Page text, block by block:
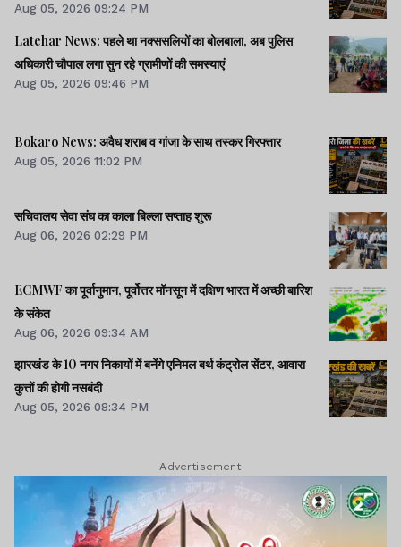
Aug 05, 2026 09:24 PM
Latehar News: पहले था नक्ससलियों का बोलबाला, अब पुलिस
अधिकारी चौपाल लगा सुन रहे ग्रामीणों की समस्याएं
Aug 05, 2026 09:46 PM
Bokaro News: अवैध शराब व गांजा के साथ तस्कर गिरफ्तार
Aug 05, 2026 11:02 PM
सचिवालय सेवा संघ का काला बिल्ला सप्ताह शुरू
Aug 06, 2026 02:29 PM
ECMWF का पूर्वानुमान, पूर्वोत्तर मॉनसून में दक्षिण भारत में अच्छी बारिश
के संकेत
Aug 06, 2026 09:34 AM
झारखंड के 10 नगर निकायों में बनेंगे एनिमल बर्थ कंट्रोल सेंटर, आवारा
कुत्तों की होगी नसबंदी
Aug 05, 2026 08:34 PM
Advertisement